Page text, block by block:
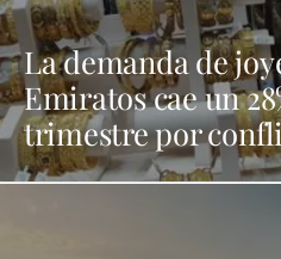
La demanda de
Emiratos cae un
trimestre por